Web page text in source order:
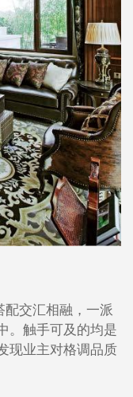
配交汇相融，一派
。触手可及的均是
现业主对格调品质